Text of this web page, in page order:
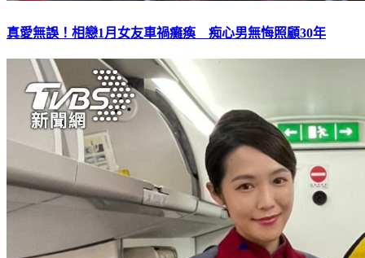
真愛無誤！相戀1月女友車禍癱瘓 痴心男無悔照顧30年